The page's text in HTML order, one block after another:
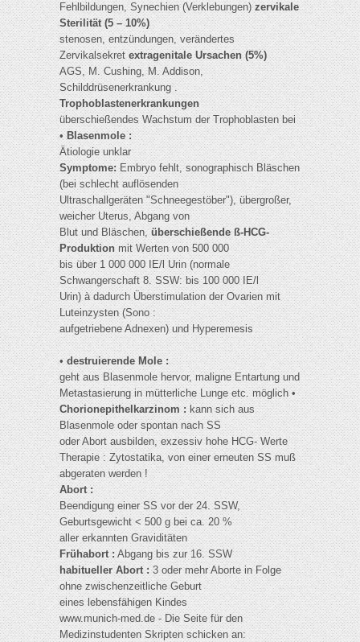
Fehlbildungen, Synechien (Verklebungen)zervikale
Sterilität (5 – 10%)
stenosen, entzündungen, verändertes
Zervikalsekretextragenitale Ursachen (5%)
AGS, M. Cushing, M. Addison,
Schilddrüsenerkrankung .
Trophoblastenerkrankungen
überschießendes Wachstum der Trophoblasten bei
•Blasenmole :
Ätiologie unklar
Symptome:Embryo fehlt, sonographisch Bläschen
(bei schlecht auflösenden
Ultraschallgeräten "Schneegestöber"), übergroßer,
weicher Uterus, Abgang von
Blut und Bläschen,überschießende ß-HCG-
Produktionmit Werten von 500 000
bis über 1 000 000 IE/l Urin (normale
Schwangerschaft 8. SSW: bis 100 000 IE/l
Urin) à dadurch Überstimulation der Ovarien mit
Luteinzysten (Sono :
aufgetriebene Adnexen) und Hyperemesis
•destruierende Mole :
geht aus Blasenmole hervor, maligne Entartung und
Metastasierung in mütterliche Lunge etc. möglich •
Chorionepithelkarzinom :kann sich aus
Blasenmole oder spontan nach SS
oder Abort ausbilden, exzessiv hohe HCG- Werte
Therapie : Zytostatika, von einer erneuten SS muß
abgeraten werden !
Abort :
Beendigung einer SS vor der 24. SSW,
Geburtsgewicht < 500 g bei ca. 20 %
aller erkannten Graviditäten
Frühabort :Abgang bis zur 16. SSW
habitueller Abort :3 oder mehr Aborte in Folge
ohne zwischenzeitliche Geburt
eines lebensfähigen Kindes
www.munich-med.de - Die Seite für den
Medizinstudenten Skripten schicken an: